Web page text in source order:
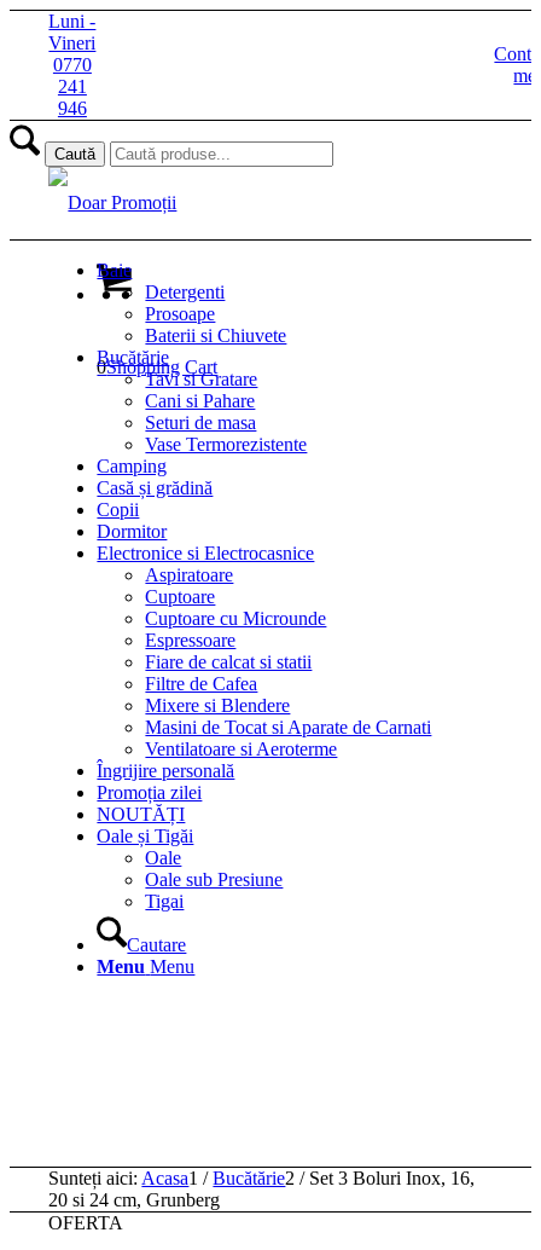
Luni -
Vineri
0770
241
946
0Shopping Cart
Baie
Detergenti
Prosoape
Baterii si Chiuvete
Bucătărie
Tavi si Gratare
Cani si Pahare
Seturi de masa
Vase Termorezistente
Camping
Casă și grădină
Copii
Dormitor
Electronice si Electrocasnice
Aspiratoare
Cuptoare
Cuptoare cu Microunde
Espressoare
Fiare de calcat si statii
Filtre de Cafea
Mixere si Blendere
Masini de Tocat si Aparate de Carnati
Ventilatoare si Aeroterme
Îngrijire personală
Promoția zilei
NOUTĂȚI
Oale și Tigăi
Oale
Oale sub Presiune
Tigai
Cautare
Menu Menu
Sunteți aici: Acasa1 / Bucătărie2 / Set 3 Boluri Inox, 16,
20 si 24 cm, Grunberg
OFERTA